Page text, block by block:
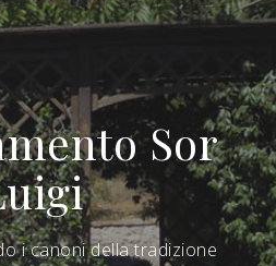
Sor
i canoni della tradizione